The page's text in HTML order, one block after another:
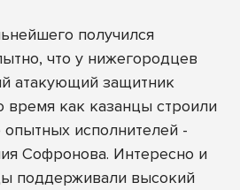
получился
что у нижегородцев
атакующий защитник
как казанцы строили
опытных исполнителей -
Софронова. Интересно и
поддерживали высокий